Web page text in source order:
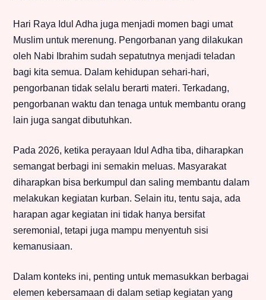
Hari Raya Idul Adha juga menjadi momen bagi umat
Muslim untuk merenung. Pengorbanan yang dilakukan
oleh Nabi Ibrahim sudah sepatutnya menjadi teladan
bagi kita semua. Dalam kehidupan sehari-hari,
pengorbanan tidak selalu berarti materi. Terkadang,
pengorbanan waktu dan tenaga untuk membantu orang
lain juga sangat dibutuhkan.
Pada 2026, ketika perayaan Idul Adha tiba, diharapkan
semangat berbagi ini semakin meluas. Masyarakat
diharapkan bisa berkumpul dan saling membantu dalam
melakukan kegiatan kurban. Selain itu, tentu saja, ada
harapan agar kegiatan ini tidak hanya bersifat
seremonial, tetapi juga mampu menyentuh sisi
kemanusiaan.
Dalam konteks ini, penting untuk memasukkan berbagai
elemen kebersamaan di dalam setiap kegiatan yang